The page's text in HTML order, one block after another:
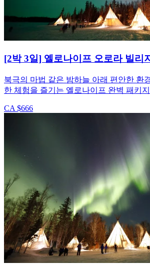
[2박 3일] 옐로나이프 오로라 빌리
북극의 마법 같은 밤하늘 아래 편안한 환
한 체험을 즐기는 옐로나이프 완벽 패키지
CA $666